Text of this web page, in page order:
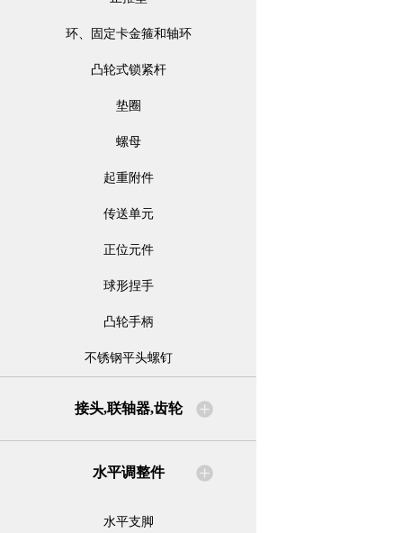
环、固定卡金箍和轴环
凸轮式锁紧杆
垫圈
螺母
起重附件
传送单元
正位元件
球形捏手
凸轮手柄
不锈钢平头螺钉
接头,联轴器,齿轮
水平调整件
水平支脚